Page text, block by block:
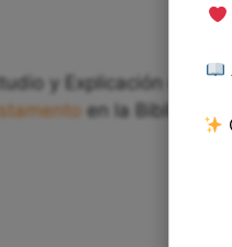
y Explicación del
en la Biblia.